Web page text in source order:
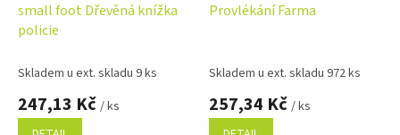
small foot Dřevěná knížka
policie
Skladem u ext. skladu 9 ks
247,13 Kč / ks
Provlékání Farma
Skladem u ext. skladu 972 ks
257,34 Kč / ks